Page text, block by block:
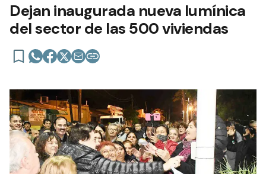
Dejan inaugurada nueva lumínica
del sector de las 500 viviendas